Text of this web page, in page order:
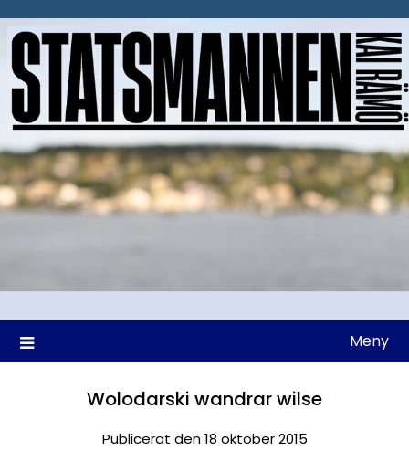
till
Meny
Wolodarski wandrar wilse
Publicerat den 18 oktober 2015